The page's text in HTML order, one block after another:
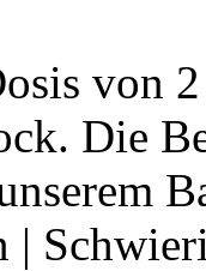
von
Die
|